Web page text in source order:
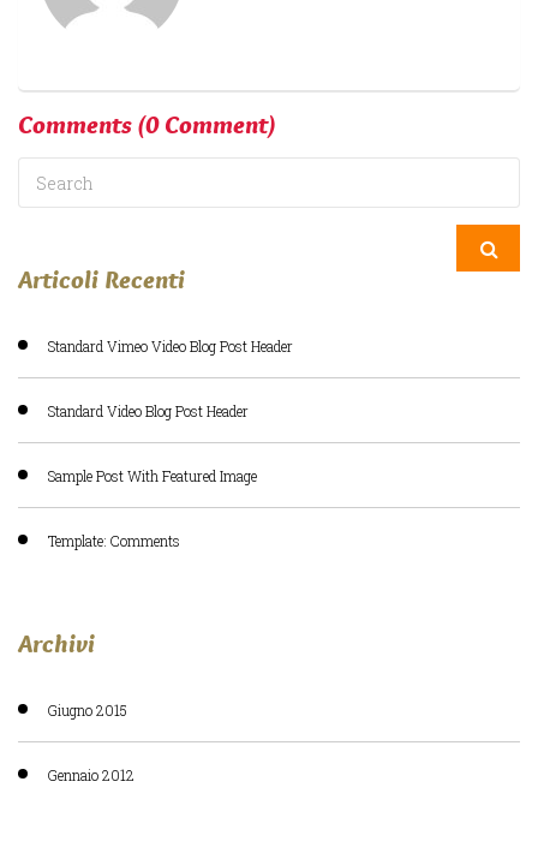
Comments (0 Comment)
Articoli Recenti
Standard Vimeo Video Blog Post Header
Standard Video Blog Post Header
Sample Post With Featured Image
Template: Comments
Archivi
Giugno 2015
Gennaio 2012